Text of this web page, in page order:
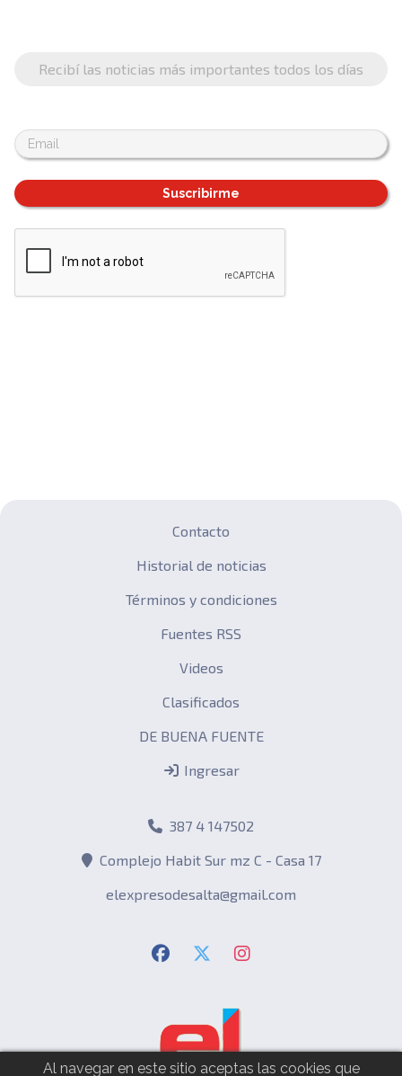
Recibí las noticias más importantes todos los días
Suscribirme
Contacto
Historial de noticias
Términos y condiciones
Fuentes RSS
Videos
Clasificados
DE BUENA FUENTE
Ingresar
387 4 147502
Complejo Habit Sur mz C - Casa 17
elexpresodesalta@gmail.com
Al navegar en este sitio aceptas las cookies que